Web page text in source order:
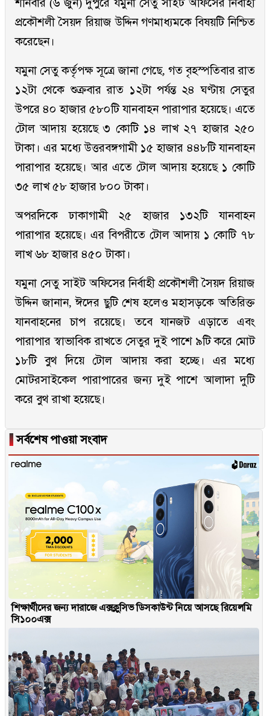
শনিবার (৬ জুন) দুপুরে যমুনা সেতু সাইট অফিসের নির্বাহী
প্রকৌশলী সৈয়দ রিয়াজ উদ্দিন গণমাধ্যমকে বিষয়টি নিশ্চিত
করেছেন।
যমুনা সেতু কর্তৃপক্ষ সূত্রে জানা গেছে, গত বৃহস্পতিবার রাত
১২টা থেকে শুক্রবার রাত ১২টা পর্যন্ত ২৪ ঘণ্টায় সেতুর
উপরে ৪০ হাজার ৫৮০টি যানবাহন পারাপার হয়েছে। এতে
টোল আদায় হয়েছে ৩ কোটি ১৪ লাখ ২৭ হাজার ২৫০
টাকা। এর মধ্যে উত্তরবঙ্গগামী ১৫ হাজার ৪৪৮টি যানবাহন
পারাপার হয়েছে। আর এতে টোল আদায় হয়েছে ১ কোটি
৩৫ লাখ ৫৮ হাজার ৮০০ টাকা।
অপরদিকে ঢাকাগামী ২৫ হাজার ১৩২টি যানবাহন
পারাপার হয়েছে। এর বিপরীতে টোল আদায় ১ কোটি ৭৮
লাখ ৬৮ হাজার ৪৫০ টাকা।
যমুনা সেতু সাইট অফিসের নির্বাহী প্রকৌশলী সৈয়দ রিয়াজ
উদ্দিন জানান, ঈদের ছুটি শেষ হলেও মহাসড়কে অতিরিক্ত
যানবাহনের চাপ রয়েছে। তবে যানজট এড়াতে এবং
পারাপার স্বাভাবিক রাখতে সেতুর দুই পাশে ৯টি করে মোট
১৮টি বুথ দিয়ে টোল আদায় করা হচ্ছে। এর মধ্যে
মোটরসাইকেল পারাপারের জন্য দুই পাশে আলাদা দুটি
করে বুথ রাখা হয়েছে।
▐সর্বশেষ পাওয়া সংবাদ
শিক্ষার্থীদের জন্য দারাজে এক্সক্লুসিভ ডিসকাউন্ট নিয়ে আসছে রিয়েলমি
সি১০০এক্স